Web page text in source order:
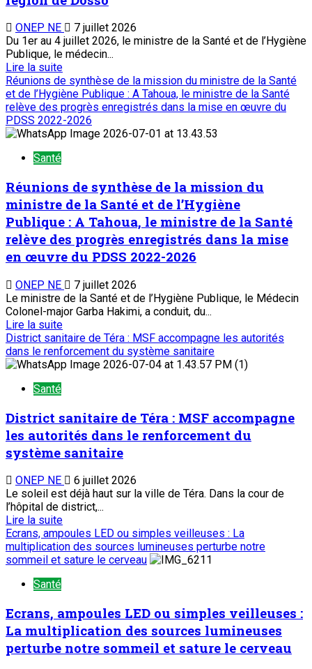
ONEP NE
7 juillet 2026
Du 1er au 4 juillet 2026, le ministre de la Santé et de l’Hygiène
Publique, le médecin...
Lire la suite
Réunions de synthèse de la mission du ministre de la Santé
et de l’Hygiène Publique : A Tahoua, le ministre de la Santé
relève des progrès enregistrés dans la mise en œuvre du
PDSS 2022-2026
Santé
Réunions de synthèse de la mission du
ministre de la Santé et de l’Hygiène
Publique : A Tahoua, le ministre de la Santé
relève des progrès enregistrés dans la mise
en œuvre du PDSS 2022-2026
ONEP NE
7 juillet 2026
Le ministre de la Santé et de l’Hygiène Publique, le Médecin
Colonel-major Garba Hakimi, a conduit, du...
Lire la suite
District sanitaire de Téra : MSF accompagne les autorités
dans le renforcement du système sanitaire
Santé
District sanitaire de Téra : MSF accompagne
les autorités dans le renforcement du
système sanitaire
ONEP NE
6 juillet 2026
Le soleil est déjà haut sur la ville de Téra. Dans la cour de
l’hôpital de district,...
Lire la suite
Ecrans, ampoules LED ou simples veilleuses : La
multiplication des sources lumineuses perturbe notre
sommeil et sature le cerveau
Santé
Ecrans, ampoules LED ou simples veilleuses :
La multiplication des sources lumineuses
perturbe notre sommeil et sature le cerveau